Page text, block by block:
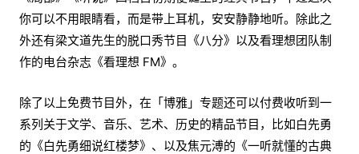
你可以不用眼睛看，而是带上耳机，安安静静地听。除此之
外还有梁文道先生的脱口秀节目《八分》以及看理想团队制
作的电台杂志《看理想 FM》。
除了以上免费节目外，在「博雅」专题还可以付费收听到一
系列关于文学、音乐、艺术、历史的精品节目，比如白先勇
的《白先勇细说红楼梦》、以及焦元溥的《一听就懂的古典